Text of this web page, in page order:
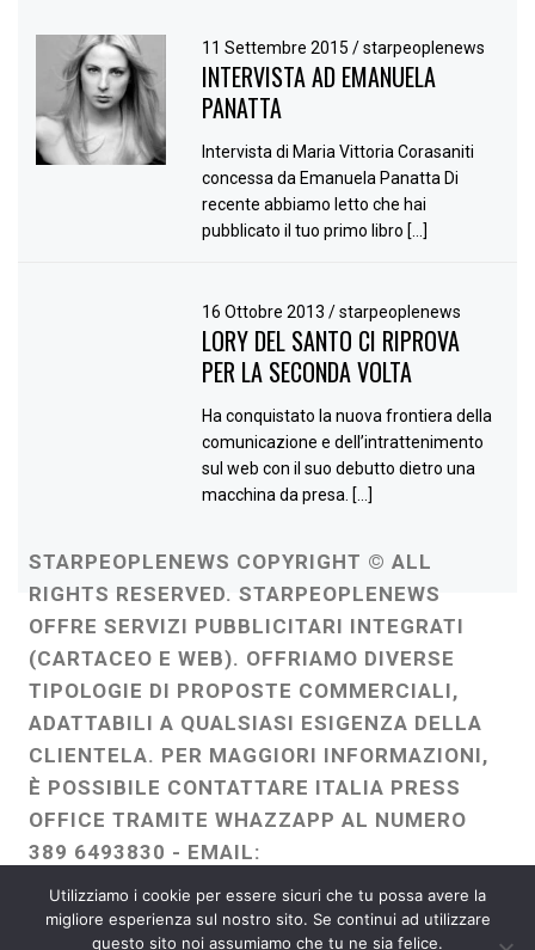
11 Settembre 2015/ starpeoplenews
INTERVISTA AD EMANUELA
PANATTA
Intervista di Maria Vittoria Corasaniti
concessa da Emanuela Panatta Di
recente abbiamo letto che hai
pubblicato il tuo primo libro […]
16 Ottobre 2013/ starpeoplenews
LORY DEL SANTO CI RIPROVA
PER LA SECONDA VOLTA
Ha conquistato la nuova frontiera della
comunicazione e dell’intrattenimento
sul web con il suo debutto dietro una
macchina da presa. […]
STARPEOPLENEWS COPYRIGHT © ALL
RIGHTS RESERVED. STARPEOPLENEWS
OFFRE SERVIZI PUBBLICITARI INTEGRATI
(CARTACEO E WEB). OFFRIAMO DIVERSE
TIPOLOGIE DI PROPOSTE COMMERCIALI,
ADATTABILI A QUALSIASI ESIGENZA DELLA
CLIENTELA. PER MAGGIORI INFORMAZIONI,
È POSSIBILE CONTATTARE ITALIA PRESS
OFFICE TRAMITE WHAZZAPP AL NUMERO
389 6493830 - EMAIL:
ITALIAPRESSOFFICE@GMAIL.COM
WEBMASTER :FRANCESCO GENTILE
Utilizziamo i cookie per essere sicuri che tu possa avere la
migliore esperienza sul nostro sito. Se continui ad utilizzare
questo sito noi assumiamo che tu ne sia felice.